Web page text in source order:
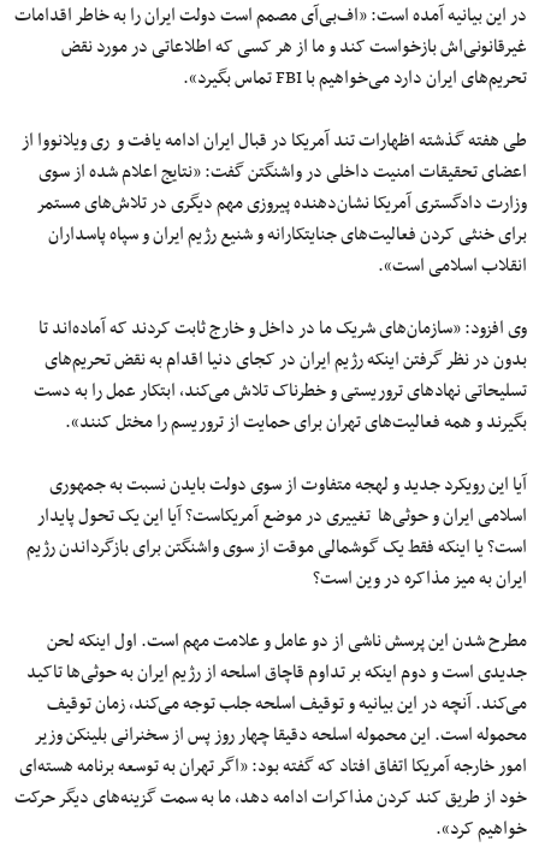
در این بیانیه آمده است: «اف‌بی‌آی مصمم است دولت ایران را به‌ خاطر اقدامات
غیرقانونی‌اش بازخواست کند و ما از هر کسی که اطلاعاتی در مورد نقض
تحریم‌های ایران دارد می‌خواهیم با FBI تماس بگیرد».
طی هفته گذشته اظهارات تند آمریکا در قبال ایران ادامه یافت و ری ویلانووا از
اعضای تحقیقات امنیت داخلی در واشنگتن گفت: «نتایج اعلام شده از سوی
وزارت دادگستری آمریکا نشان‌دهنده پیروزی مهم دیگری در تلاش‌های مستمر
برای خنثی کردن فعالیت‌های جنایتکارانه و شنیع رژیم ایران و سپاه پاسداران
انقلاب اسلامی است».
وی افزود: «سازمان‌های شریک ما در داخل و خارج ثابت کردند که آماده‌اند تا
بدون در نظر گرفتن اینکه رژیم ایران در کجای دنیا اقدام به نقض تحریم‌های
تسلیحاتی نهادهای تروریستی و خطرناک تلاش می‌کند، ابتکار عمل را به دست
بگیرند و همه فعالیت‌های تهران برای حمایت از تروریسم را مختل کنند».
آیا این رویکرد جدید و لهجه متفاوت از سوی دولت بایدن نسبت به جمهوری
اسلامی ایران و حوثی‌ها تغییری در موضع آمریکاست؟ آیا این یک تحول پایدار
است؟ یا اینکه فقط یک گوشمالی موقت از سوی واشنگتن برای بازگرداندن رژیم
ایران به میز مذاکره در وین است؟
مطرح شدن این پرسش ناشی از دو عامل و علامت مهم است. اول اینکه لحن
جدیدی است و دوم اینکه بر تداوم قاچاق اسلحه از رژیم ایران به حوثی‌ها تاکید
می‌کند. آنچه در این بیانیه و توقیف اسلحه جلب توجه می‌کند، زمان توقیف
محموله‌ است. این محموله اسلحه دقیقا چهار روز پس از سخنرانی بلینکن وزیر
امور خارجه آمریکا اتفاق افتاد که گفته بود: «اگر تهران به توسعه برنامه هسته‌ای
خود از طریق کند کردن مذاکرات ادامه دهد، ما به سمت گزینه‌های دیگر حرکت
خواهیم کرد».